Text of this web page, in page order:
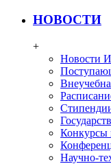
НОВОСТИ
+
Новости
Конкурсы
Научно-